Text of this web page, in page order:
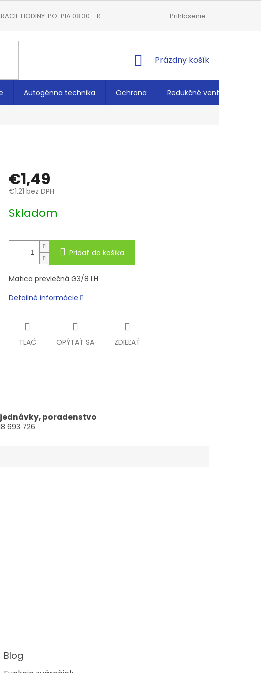
HODINY: PO-PIA 08:30 - 16:00 VŠEOBECNÉ OBCHODNÉ PODMIENKY
Prihlásenie
NÁKUPNÝ
Prázdny košík
Autogénna technika Ochrana Redukčné ventily
€1,49
€1,21 bez DPH
cena:
Skladom
Pridať do košíka
Matica prevlečná G3/8 LH
Detailné informácie
TLAČ OPÝTAŤ SA ZDIEĽAŤ
poradenstvo
693 726
Blog